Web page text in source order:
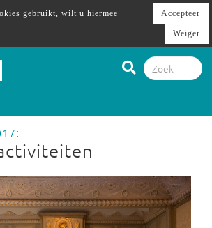
:
gebruikt, wilt u hiermee
Accepteer
Weiger